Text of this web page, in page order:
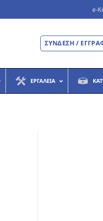
e-
ΣΎΝΔΕΣΗ /
ΕΡΓΑΛΕΊΑ